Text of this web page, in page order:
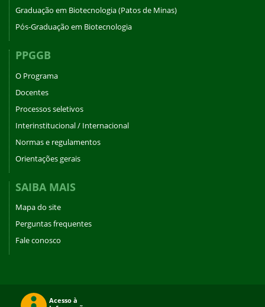
Graduação em Biotecnologia (Patos de Minas)
Pós-Graduação em Biotecnologia
PPGGB
O Programa
Docentes
Processos seletivos
Interinstitucional / Internacional
Normas e regulamentos
Orientações gerais
SAIBA MAIS
Mapa do site
Perguntas frequentes
Fale conosco